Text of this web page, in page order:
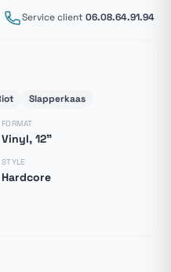
Service client 06.08.64.91.94
Slapperkaas
FORMAT
Vinyl, 12"
STYLE
Hardcore